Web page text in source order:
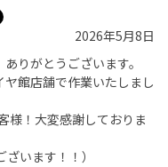
2026年5月8日
りがとうございます。
館店舗で作業いたしまし
様！大変感謝しておりま
います！！）